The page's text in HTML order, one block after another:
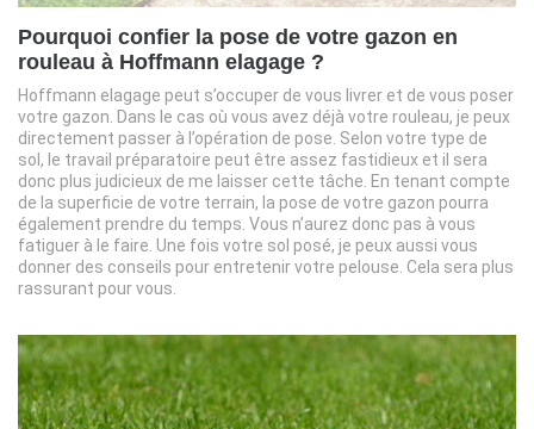
Pourquoi confier la pose de votre gazon en
rouleau à Hoffmann elagage ?
Hoffmann elagage peut s’occuper de vous livrer et de vous poser
votre gazon. Dans le cas où vous avez déjà votre rouleau, je peux
directement passer à l’opération de pose. Selon votre type de
sol, le travail préparatoire peut être assez fastidieux et il sera
donc plus judicieux de me laisser cette tâche. En tenant compte
de la superficie de votre terrain, la pose de votre gazon pourra
également prendre du temps. Vous n’aurez donc pas à vous
fatiguer à le faire. Une fois votre sol posé, je peux aussi vous
donner des conseils pour entretenir votre pelouse. Cela sera plus
rassurant pour vous.